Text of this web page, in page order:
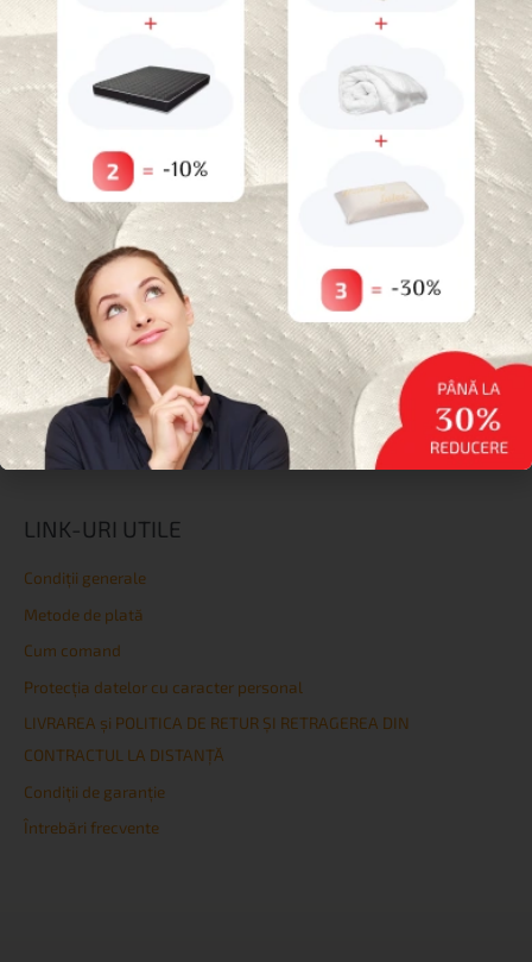
Categorii
Paturi pentru animale de companie
Uncategorized
Reduceri
Saltele
Topperе
Protecții
Perne
Paturi și Somiere
Lenjerie de pat
LINK-URI UTILE
Condiţii generale
Metode de plată
Cum comand
Protecția datelor cu caracter personal
LIVRAREA și POLITICA DE RETUR ȘI RETRAGEREA DIN
CONTRACTUL LA DISTANȚĂ
Condiţii de garanţie
Întrebări frecvente
reducere dacă cumpărați
*Nu este valabil pentru produse promotionale